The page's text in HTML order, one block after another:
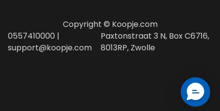
Copyright © Koopje.com
0557410000 |
support@koopje.com
Paxtonstraat 3 N, Box C6716,
8013RP, Zwolle